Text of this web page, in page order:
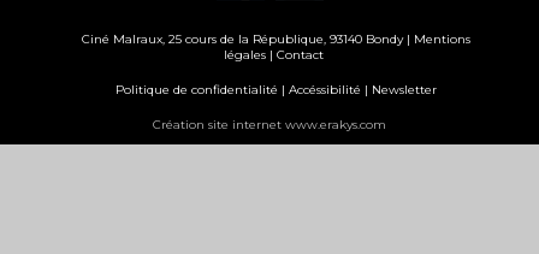
Ciné Malraux, 25 cours de la République, 93140 Bondy | Mentions
légales | Contact
Politique de confidentialité | Accéssibilité | Newsletter
Création site internet www.erakys.com